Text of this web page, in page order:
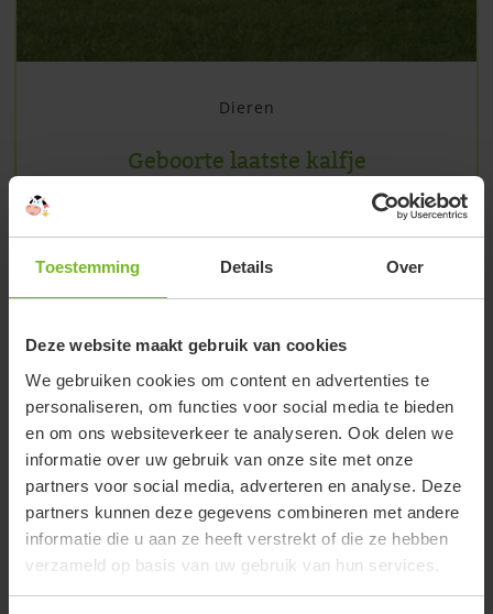
Toestemming Details Over
Deze website maakt gebruik van cookies
We gebruiken cookies om content en advertenties te
personaliseren, om functies voor social media te bieden
en om ons websiteverkeer te analyseren. Ook delen we
informatie over uw gebruik van onze site met onze
partners voor social media, adverteren en analyse. Deze
partners kunnen deze gegevens combineren met andere
informatie die u aan ze heeft verstrekt of die ze hebben
verzameld op basis van uw gebruik van hun services.
Dieren
Geboorte laatste kalfje
Nou ja, kalfje. Verslag rond de geboorte van het
laatste kalfje in 2013. Ik (Jim) was thuis toen op
een dinsdagmiddag de telefoon ging. Gezina met
aangekomen zegt Gezina ik heb ook Sander op
zijn
Lees verder